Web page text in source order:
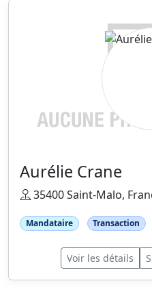
Aurélie Crane
35400 Saint-Malo,
Mandataire Transaction
Voir les détails